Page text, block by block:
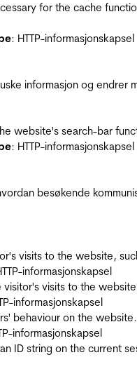
for the cache
: HTTP-informasjonskapsel
informasjon og
website's search-bar
: HTTP-informasjonskapsel
besøkende
visits to the website,
informasjonskapsel
visits to the
informasjonskapsel
behaviour on the
informasjonskapsel
ID string on the current